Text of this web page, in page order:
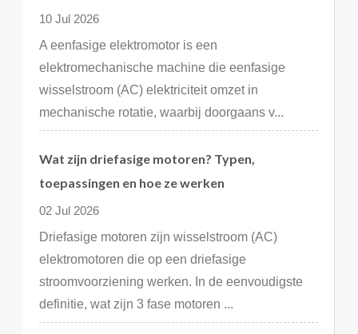
10 Jul 2026
A eenfasige elektromotor is een
elektromechanische machine die eenfasige
wisselstroom (AC) elektriciteit omzet in
mechanische rotatie, waarbij doorgaans v...
Wat zijn driefasige motoren? Typen,
toepassingen en hoe ze werken
02 Jul 2026
Driefasige motoren zijn wisselstroom (AC)
elektromotoren die op een driefasige
stroomvoorziening werken. In de eenvoudigste
definitie, wat zijn 3 fase motoren ...